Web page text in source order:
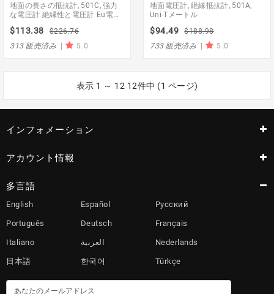
地面の長さの抵抗計, 501C, 強力
な電圧計 絶縁性と電圧計 Eu電圧
$113.38
$226.76
313 販売済み | 5.0
地面電圧計, 絶縁抵抗計, 501A,
Uni-Tメートル
$94.49
$188.98
733 販売済み | 5.0
表示 1 ～ 12 12件中 (1 ページ)
インフォメーション
アカウント情報
多言語
English Español Русский
Português Deutsch Français
Italiano العربية Nederlands
日本語 한국어 Türkçe